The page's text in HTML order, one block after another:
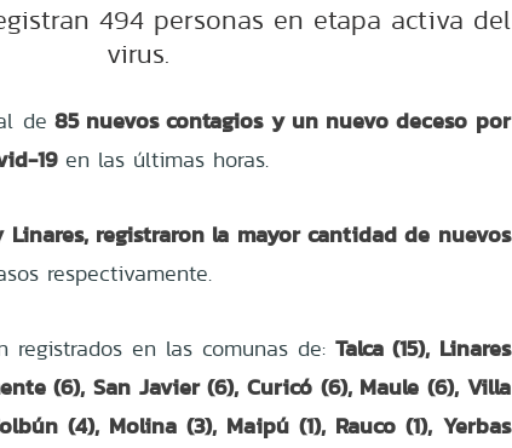
494 personas en etapa activa del
virus.
de 85 nuevos contagios y un nuevo deceso por
19en las últimas horas.
Linares, registraron la mayor cantidad de nuevos
respectivamente.
registrados en las comunas de:Talca (15), Linares
(6), San Javier (6), Curicó (6), Maule (6), Villa
(4), Molina (3), Maipú (1), Rauco (1), Yerbas